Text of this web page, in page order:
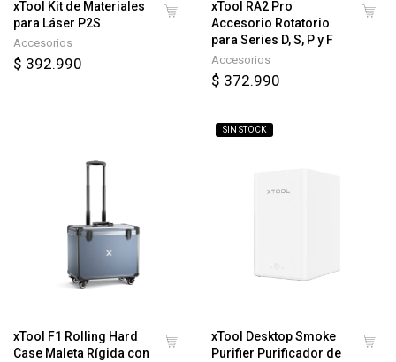
xTool Kit de Materiales
para Láser P2S
Accesorios
$ 392.990
xTool RA2 Pro
Accesorio Rotatorio
para Series D, S, P y F
Accesorios
$ 372.990
xTool F1 Rolling Hard
Case Maleta Rígida con
SIN STOCK
xTool Desktop Smoke
Purifier Purificador de